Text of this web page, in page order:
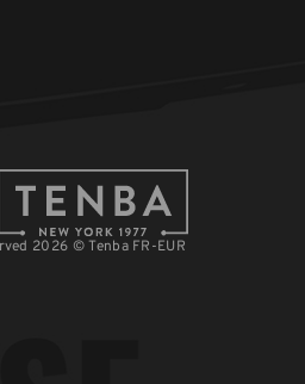
2026 © Tenba FR-EUR